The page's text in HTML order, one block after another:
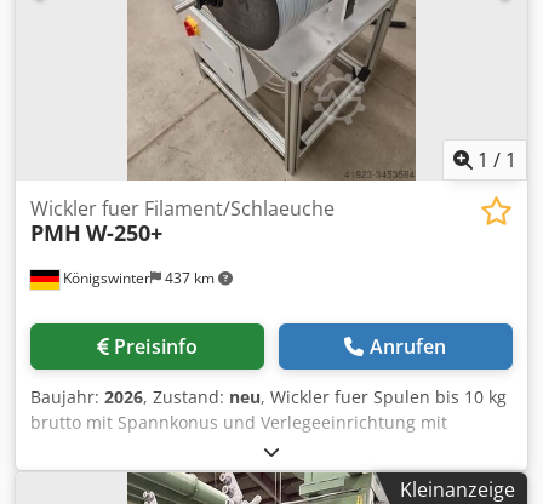
1 / 1
Königswinter 437 km
Wickler fuer Filament/Schlaeuche
PMH W-250+
Preisinfo Anrufen
Baujahr: 2026, Zustand: neu, Wickler fuer Spulen bis 10 kg
brutto mit Spannkonus und Verlegeeinrichtung mit
einstellbarer Verlegebreite und Verlegegeschwindigkeit
Cedpfjdlpyuox Abpsha
Kleinanzeige